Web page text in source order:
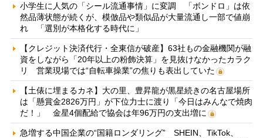
小学生に人気の「シール流通事情」に変調 「ボンドロ」は依
然品薄状態が続くが、模倣品や類似品が大量流通し一部で値崩
れ 「選別が本格化する時代に」
【クレジット決済代行・全東信が破産】63社もの金融機関が融
資をしながら「20年以上の粉飾決算」を見抜けなかったカラク
リ 営業現場では“自転車操業”の焦りも表出していた
【土俵に埋まるカネ】大の里、豊昇龍が黒星続きの名古屋場所
は「懸賞金2826万円」が下位力士に渡り「今日はみんなで焼肉
だ！」 金星4個配給で協会は年96万円の支出増に
急増する中国企業の“国籍ロンダリング” SHEIN、TikTok、